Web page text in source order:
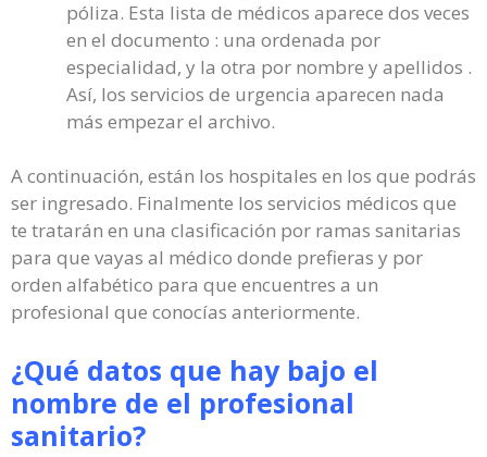
póliza. Esta lista de médicos aparece dos veces
en el documento : una ordenada por
especialidad, y la otra por nombre y apellidos .
Así, los servicios de urgencia aparecen nada
más empezar el archivo.
A continuación, están los hospitales en los que podrás
ser ingresado. Finalmente los servicios médicos que
te tratarán en una clasificación por ramas sanitarias
para que vayas al médico donde prefieras y por
orden alfabético para que encuentres a un
profesional que conocías anteriormente.
¿Qué datos que hay bajo el
nombre de el profesional
sanitario?